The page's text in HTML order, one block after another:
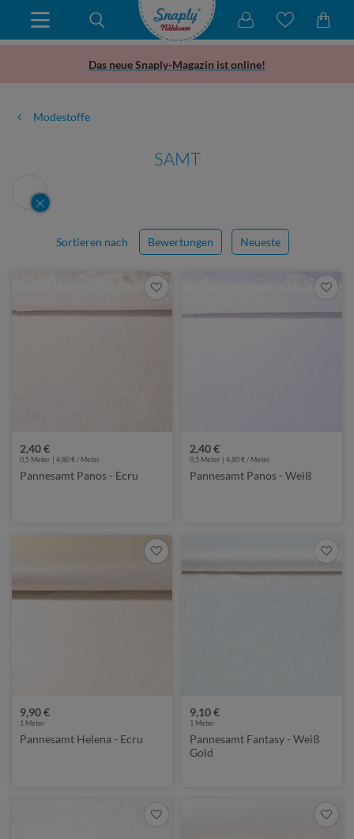
Das neue Snaply-Magazin ist online!
Modestoffe
SAMT
Sortieren nach Bewertungen Neueste
2,40 €
0,5 Meter | 4,80 € / Meter
Pannesamt Panos - Ecru
2,40 €
0,5 Meter | 4,80 € / Meter
Pannesamt Panos - Weiß
9,90 €
1 Meter
Pannesamt Helena - Ecru
9,10 €
1 Meter
Pannesamt Fantasy - Weiß
Gold